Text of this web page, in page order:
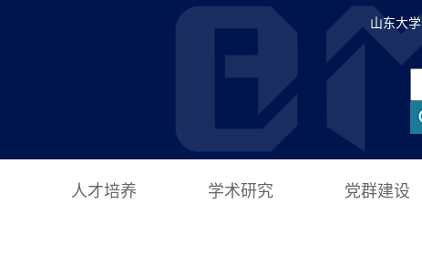
山东大学
人才培养 学术研究 党群建设